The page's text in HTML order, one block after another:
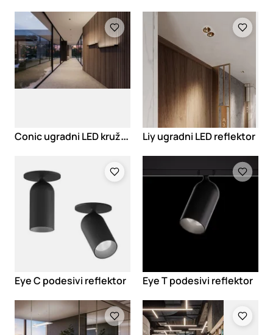
Loading
C
onic ugradni LED kružni reflektor
Loading
Liy ugradni LED reflektor
Eye C podesivi reflektor
Eye T podesivi reflektor
Loading
Loading